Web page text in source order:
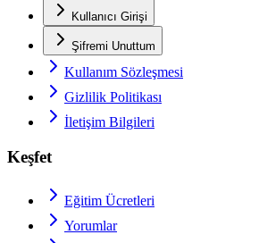
Kullanıcı Girişi
Şifremi Unuttum
Kullanım Sözleşmesi
Gizlilik Politikası
İletişim Bilgileri
Keşfet
Eğitim Ücretleri
Yorumlar